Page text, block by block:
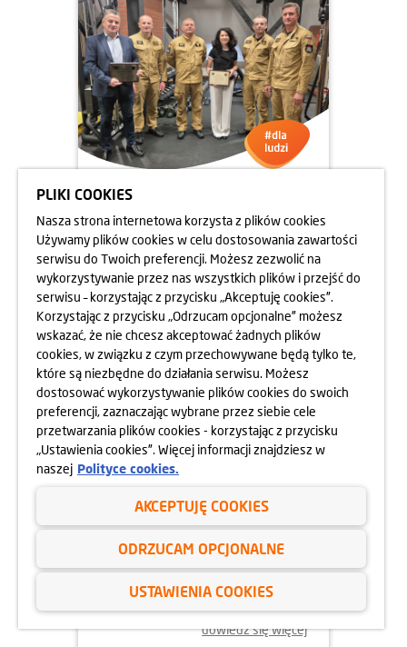
05.06.2025
DBAMY O FORMĘ STRAŻAKÓW
dowiedz się więcej
02.06.2025
ODYSEJA UMYSŁU 2025
dowiedz się więcej
PLIKI COOKIES
Nasza strona internetowa korzysta z plików cookies
Używamy plików cookies w celu dostosowania zawartości
serwisu do Twoich preferencji. Możesz zezwolić na
wykorzystywanie przez nas wszystkich plików i przejść do
serwisu – korzystając z przycisku „Akceptuję cookies”.
Korzystając z przycisku „Odrzucam opcjonalne” możesz
wskazać, że nie chcesz akceptować żadnych plików
cookies, w związku z czym przechowywane będą tylko te,
które są niezbędne do działania serwisu. Możesz
dostosować wykorzystywanie plików cookies do swoich
preferencji, zaznaczając wybrane przez siebie cele
przetwarzania plików cookies - korzystając z przycisku
„Ustawienia cookies”. Więcej informacji znajdziesz w
naszej Polityce cookies.
AKCEPTUJĘ COOKIES
ODRZUCAM OPCJONALNE
USTAWIENIA COOKIES